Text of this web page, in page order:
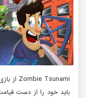
Zombie Tsunami از بازی های اکشن